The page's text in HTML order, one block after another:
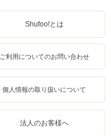
Shufoo!とは
ご利用についてのお問い合わせ
個人情報の取り扱いについて
法人のお客様へ